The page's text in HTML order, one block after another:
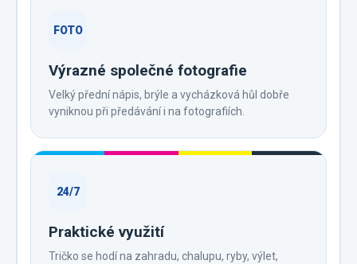
FOTO
Výrazné společné fotografie
Velký přední nápis, brýle a vycházková hůl dobře
vyniknou při předávání i na fotografiích.
24/7
Praktické využití
Tričko se hodí na zahradu, chalupu, ryby, výlet,